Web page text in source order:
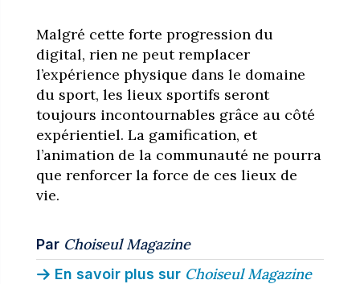
Malgré cette forte progression du
digital, rien ne peut remplacer
l’expérience physique dans le domaine
du sport, les lieux sportifs seront
toujours incontournables grâce au côté
expérientiel. La gamification, et
l’animation de la communauté ne pourra
que renforcer la force de ces lieux de
vie.
Par Choiseul Magazine
En savoir plus sur Choiseul Magazine